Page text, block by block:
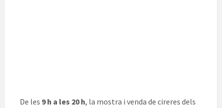
De les 9 h a les 20 h, la mostra i venda de cireres dels